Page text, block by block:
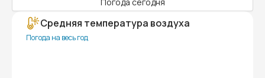
Средняя температура воздуха
Погода на весь год